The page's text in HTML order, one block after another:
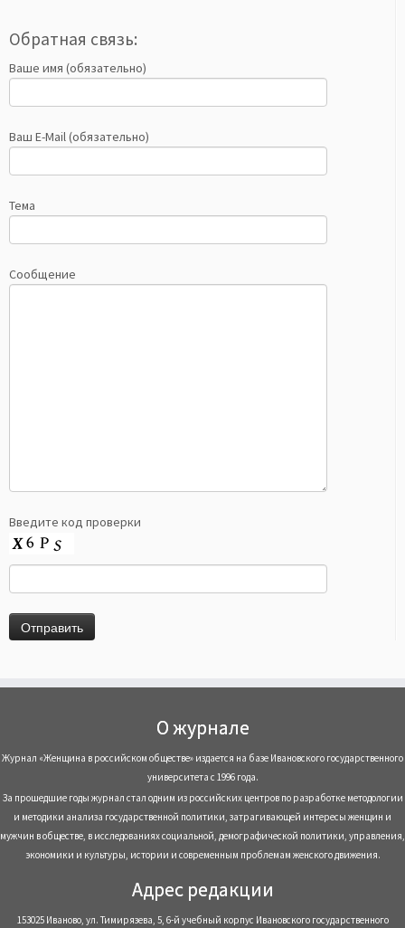
Обратная связь:
Ваше имя (обязательно)
Ваш E-Mail (обязательно)
Тема
Сообщение
Введите код проверки
О журнале
Журнал «Женщина в российском обществе» издается на базе Ивановского государственного
университета с 1996 года.
За прошедшие годы журнал стал одним из российских центров по разработке методологии
и методики анализа государственной политики, затрагивающей интересы женщин и
мужчин в обществе, в исследованиях социальной, демографической политики, управления,
экономики и культуры, истории и современным проблемам женского движения.
Адрес редакции
153025 Иваново, ул. Тимирязева, 5, 6-й учебный корпус Ивановского государственного